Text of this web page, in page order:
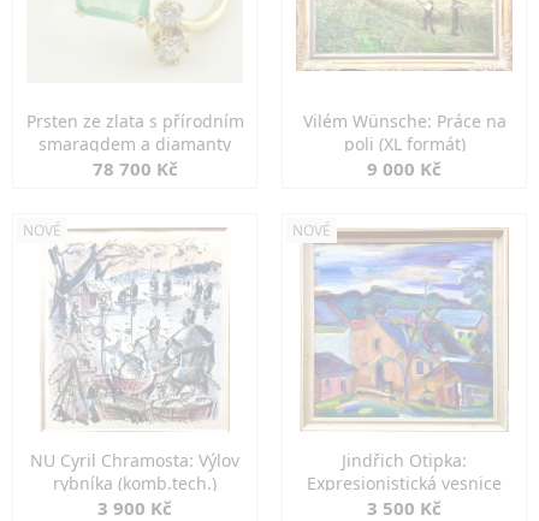
Prsten ze zlata s přírodním
smaragdem a diamanty
78 700 Kč
Vilém Wünsche: Práce na
poli (XL formát)
9 000 Kč
NOVÉ
NU Cyril Chramosta: Výlov
rybníka (komb.tech.)
3 900 Kč
NOVÉ
Jindřich Otipka:
Expresionistická vesnice
3 500 Kč